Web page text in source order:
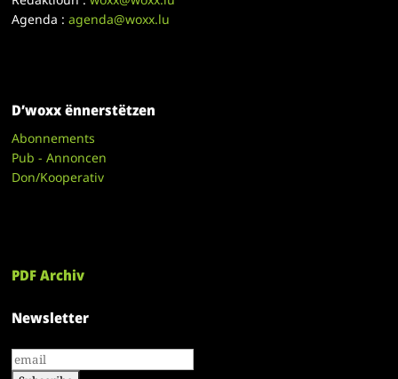
Agenda :agenda@woxx.lu
D’woxx ënnerstëtzen
Abonnements
Pub - Annoncen
Don/Kooperativ
PDF Archiv
Newsletter